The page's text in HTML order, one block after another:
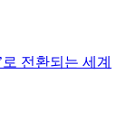
전환되는 세계